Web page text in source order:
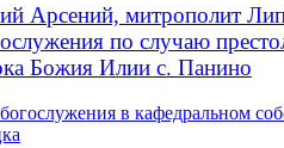
Арсений, митрополит
по случаю
Божия Илии с. Панино
в кафедральном